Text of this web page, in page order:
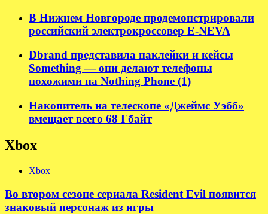
В Нижнем Новгороде продемонстрировали
российский электрокроссовер E-NEVA
Dbrand представила наклейки и кейсы
Something — они делают телефоны
похожими на Nothing Phone (1)
Накопитель на телескопе «Джеймс Уэбб»
вмещает всего 68 Гбайт
Xbox
Xbox
Во втором сезоне сериала Resident Evil появится
знаковый персонаж из игры